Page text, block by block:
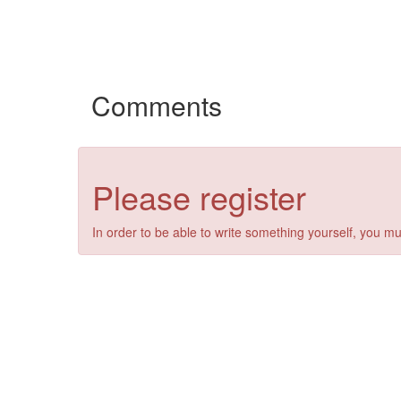
Comments
Please register
In order to be able to write something yourself, you